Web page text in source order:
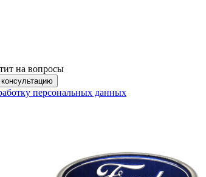
на вопросы
персональных данных